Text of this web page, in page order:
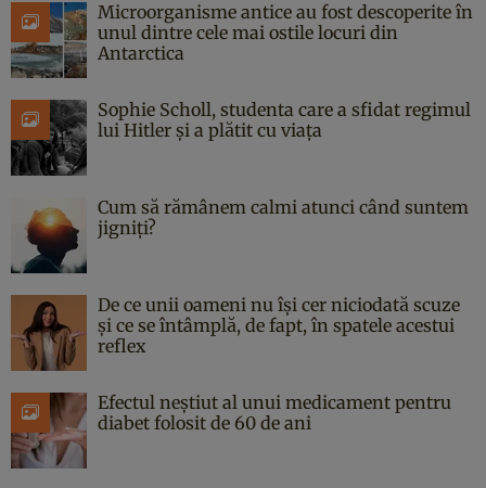
Microorganisme antice au fost descoperite în
unul dintre cele mai ostile locuri din
Antarctica
Sophie Scholl, studenta care a sfidat regimul
lui Hitler și a plătit cu viața
Cum să rămânem calmi atunci când suntem
jigniți?
De ce unii oameni nu își cer niciodată scuze
și ce se întâmplă, de fapt, în spatele acestui
reflex
Efectul neștiut al unui medicament pentru
diabet folosit de 60 de ani